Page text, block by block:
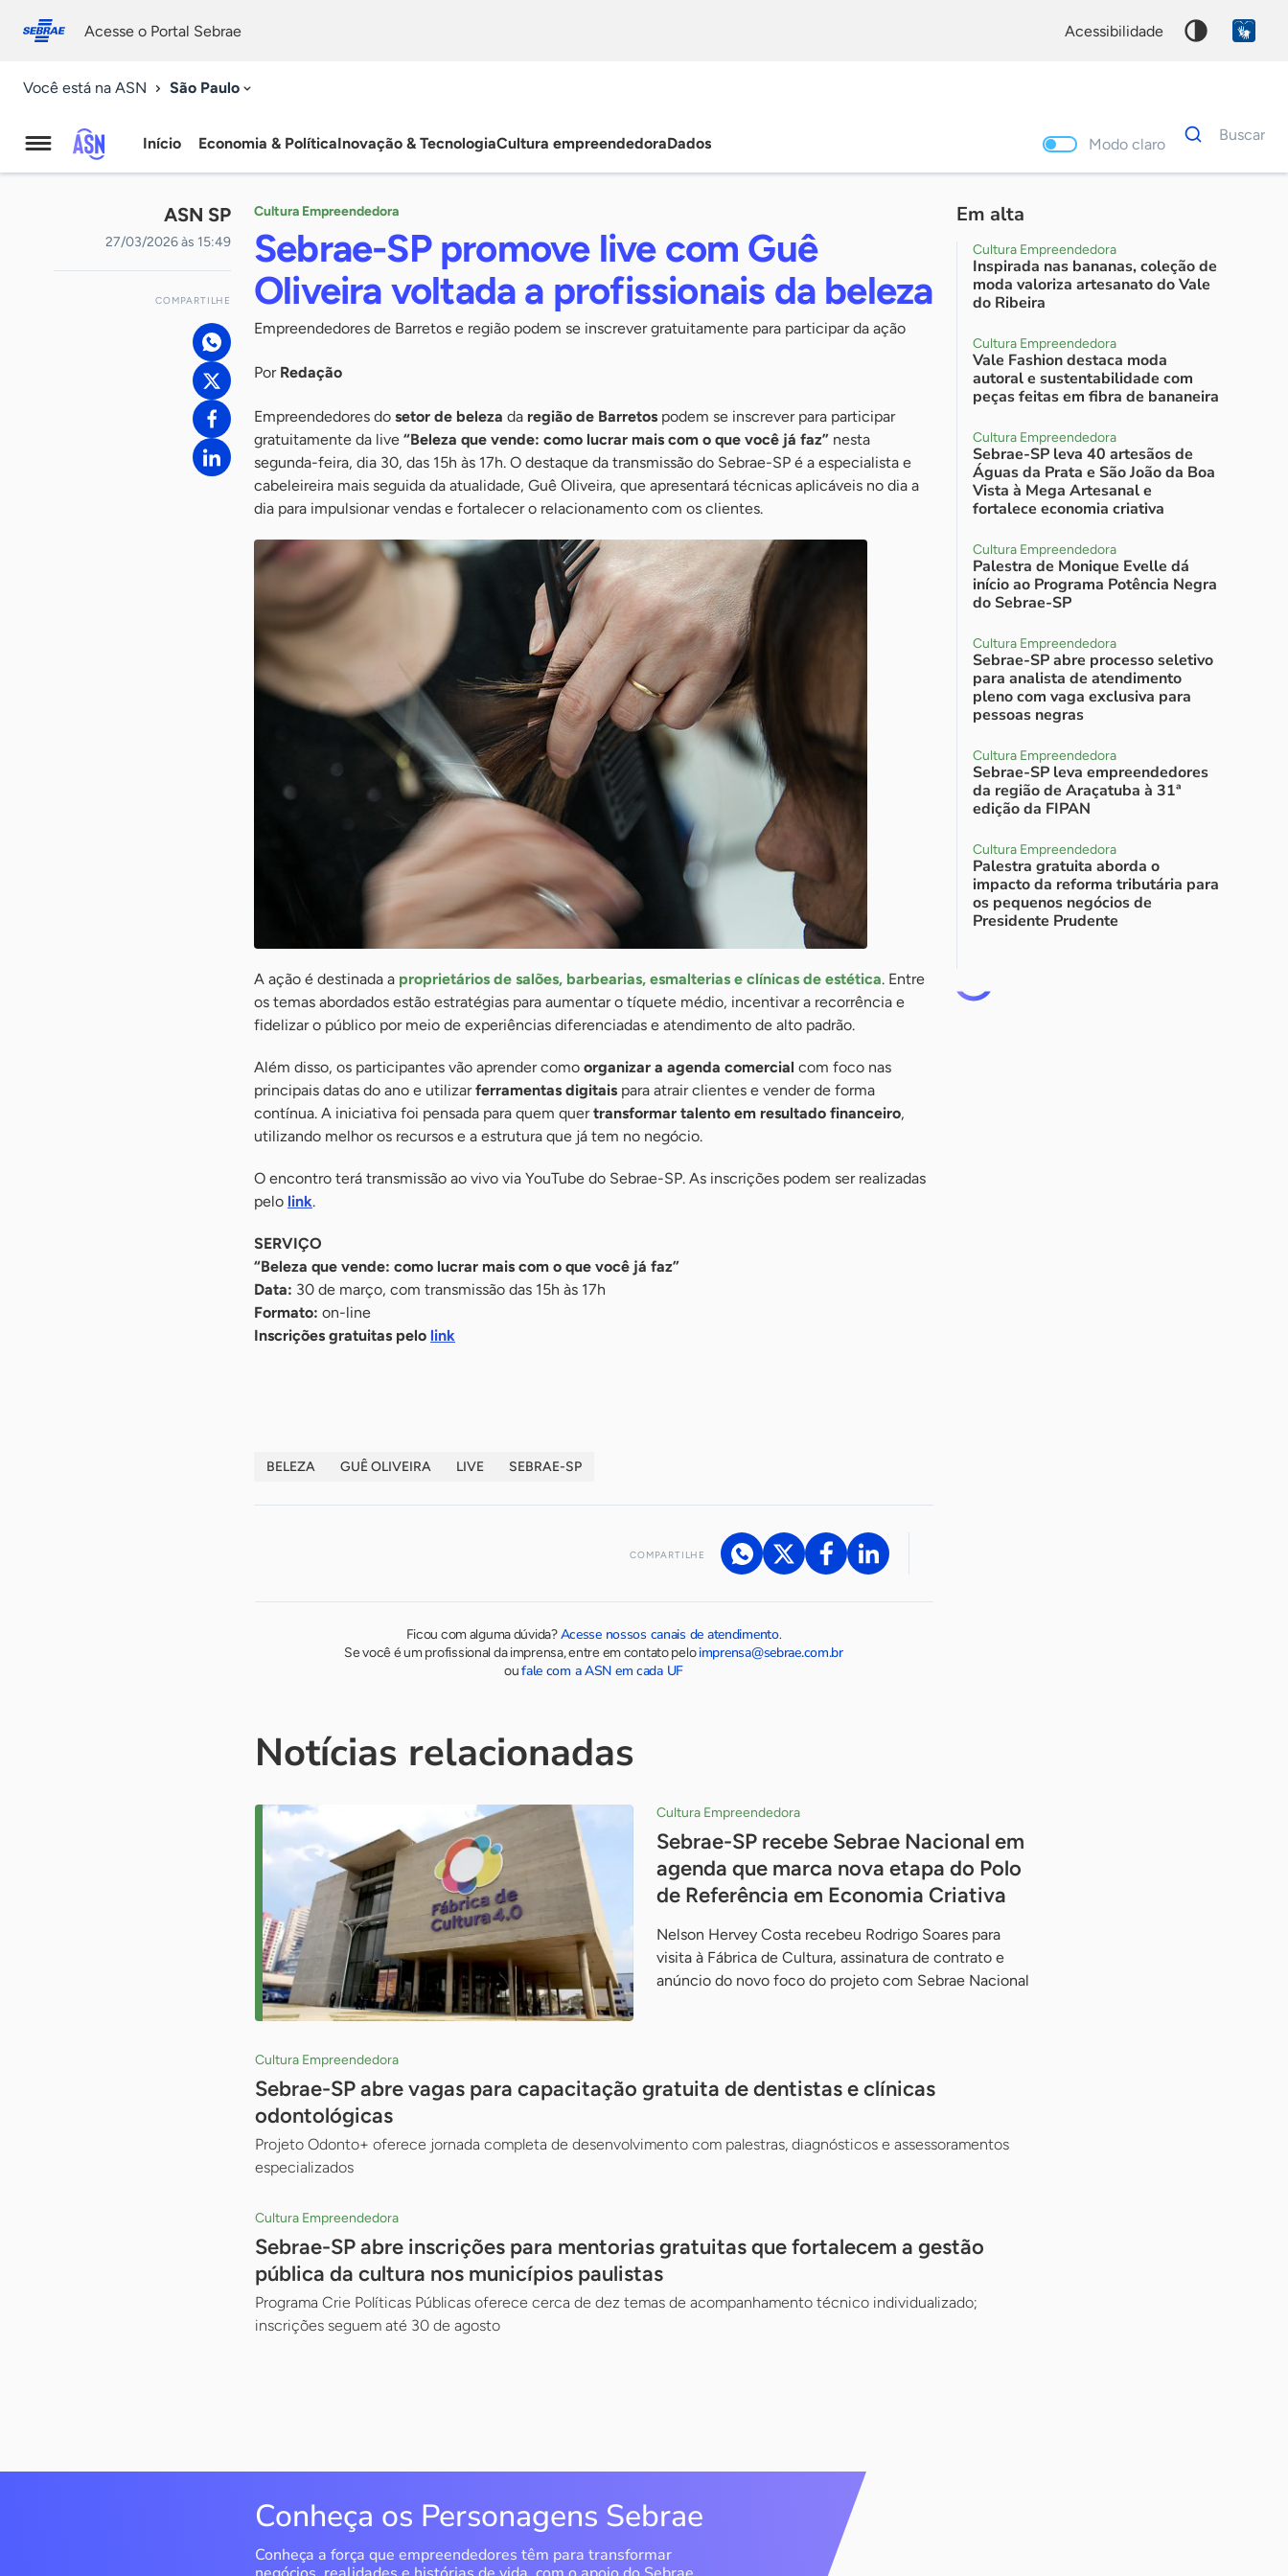
conosco
Acesse o Portal Sebrae acessibilidade
Você está na ASN São Paulo
Agência
Sebrae
de
Notícias
Início Economia & PolíticaInovação & TecnologiaCultura empreendedoraDados Modo claro
Dados
para
Buscar
ASN SP
27/03/2026 às 15:49
COMPARTILHE
Cultura Empreendedora
Sebrae-SP promove live com Guê
Oliveira voltada a profissionais da beleza
Empreendedores de Barretos e região podem se inscrever gratuitamente para participar da ação
Por Redação
Empreendedores do setor de beleza da região de Barretos podem se inscrever para participar
gratuitamente da live “Beleza que vende: como lucrar mais com o que você já faz” nesta
segunda-feira, dia 30, das 15h às 17h. O destaque da transmissão do Sebrae-SP é a especialista e
cabeleireira mais seguida da atualidade, Guê Oliveira, que apresentará técnicas aplicáveis no dia a
dia para impulsionar vendas e fortalecer o relacionamento com os clientes.
A ação é destinada a proprietários de salões, barbearias, esmalterias e clínicas de estética. Entre
os temas abordados estão estratégias para aumentar o tíquete médio, incentivar a recorrência e
fidelizar o público por meio de experiências diferenciadas e atendimento de alto padrão.
Além disso, os participantes vão aprender como organizar a agenda comercial com foco nas
principais datas do ano e utilizarferramentas digitais para atrair clientes e vender de forma
contínua. A iniciativa foi pensada para quem quertransformar talento em resultado financeiro,
utilizando melhor os recursos e a estrutura que já tem no negócio.
O encontro terá transmissão ao vivo via YouTube do Sebrae-SP. As inscrições podem ser realizadas
pelo link.
SERVIÇO
“Beleza que vende: como lucrar mais com o que você já faz”
Data: 30 de março, com transmissão das 15h às 17h
Formato: on-line
Inscrições gratuitas pelo link
BELEZA GUÊ OLIVEIRA LIVE SEBRAE-SP
COMPARTILHE
Ficou com alguma dúvida?Acesse nossos canais de atendimento.
Se você é um profissional da imprensa, entre em contato peloimprensa@sebrae.com.br
oufale com a ASN em cada UF
Em alta
Cultura Empreendedora
Inspirada nas bananas, coleção de
moda valoriza artesanato do Vale
do Ribeira
Cultura Empreendedora
Vale Fashion destaca moda
autoral e sustentabilidade com
peças feitas em fibra de bananeira
Cultura Empreendedora
Sebrae-SP leva 40 artesãos de
Águas da Prata e São João da Boa
Vista à Mega Artesanal e
fortalece economia criativa
Cultura Empreendedora
Palestra de Monique Evelle dá
início ao Programa Potência Negra
do Sebrae-SP
Cultura Empreendedora
Sebrae-SP abre processo seletivo
para analista de atendimento
pleno com vaga exclusiva para
pessoas negras
Cultura Empreendedora
Sebrae-SP leva empreendedores
da região de Araçatuba à 31ª
edição da FIPAN
Cultura Empreendedora
Palestra gratuita aborda o
impacto da reforma tributária para
os pequenos negócios de
Presidente Prudente
Notícias relacionadas
Cultura Empreendedora
Sebrae-SP recebe Sebrae Nacional em
agenda que marca nova etapa do Polo
de Referência em Economia Criativa
Nelson Hervey Costa recebeu Rodrigo Soares para
visita à Fábrica de Cultura, assinatura de contrato e
anúncio do novo foco do projeto com Sebrae Nacional
Cultura Empreendedora
Sebrae-SP abre vagas para capacitação gratuita de dentistas e clínicas
odontológicas
Projeto Odonto+ oferece jornada completa de desenvolvimento com palestras, diagnósticos e assessoramentos
especializados
Cultura Empreendedora
Sebrae-SP abre inscrições para mentorias gratuitas que fortalecem a gestão
pública da cultura nos municípios paulistas
Programa Crie Políticas Públicas oferece cerca de dez temas de acompanhamento técnico individualizado;
inscrições seguem até 30 de agosto
Conheça os Personagens Sebrae
Conheça a força que empreendedores têm para transformar